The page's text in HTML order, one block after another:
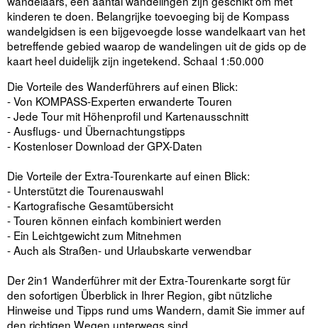
kinderen te doen. Belangrijke toevoeging bij de Kompass
wandelgidsen is een bijgevoegde losse wandelkaart van het
betreffende gebied waarop de wandelingen uit de gids op de
kaart heel duidelijk zijn ingetekend. Schaal 1:50.000
Die Vorteile des Wanderführers auf einen Blick:
- Von KOMPASS-Experten erwanderte Touren
- Jede Tour mit Höhenprofil und Kartenausschnitt
- Ausflugs- und Übernachtungstipps
- Kostenloser Download der GPX-Daten
Die Vorteile der Extra-Tourenkarte auf einen Blick:
- Unterstützt die Tourenauswahl
- Kartografische Gesamtübersicht
- Touren können einfach kombiniert werden
- Ein Leichtgewicht zum Mitnehmen
- Auch als Straßen- und Urlaubskarte verwendbar
Der 2in1 Wanderführer mit der Extra-Tourenkarte sorgt für
den sofortigen Überblick in Ihrer Region, gibt nützliche
Hinweise und Tipps rund ums Wandern, damit Sie immer auf
den richtigen Wegen unterwegs sind.